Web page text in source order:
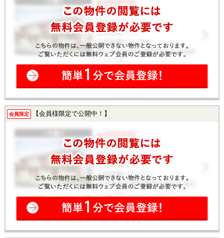
会員限定 【会員様限定で公開中！】